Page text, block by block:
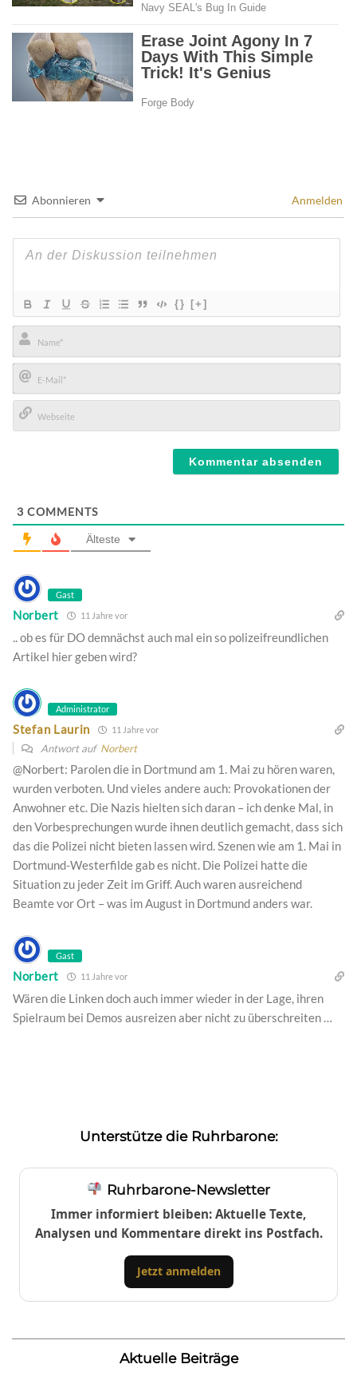
Abonnieren Anmelden
{} [+]
Name*
E-
Mail*
3 COMMENTS
Älteste
Gast
Norbert 11 Jahre vor
.. ob es für DO demnächst auch mal ein so polizeifreundlichen
Artikel hier geben wird?
Administrator
Stefan Laurin 11 Jahre vor
Antwort auf Norbert
@Norbert: Parolen die in Dortmund am 1. Mai zu hören waren,
wurden verboten. Und vieles andere auch: Provokationen der
Anwohner etc. Die Nazis hielten sich daran – ich denke Mal, in
den Vorbesprechungen wurde ihnen deutlich gemacht, dass sich
das die Polizei nicht bieten lassen wird. Szenen wie am 1. Mai in
Dortmund-Westerfilde gab es nicht. Die Polizei hatte die
Situation zu jeder Zeit im Griff. Auch waren ausreichend
Beamte vor Ort – was im August in Dortmund anders war.
Gast
Norbert 11 Jahre vor
Wären die Linken doch auch immer wieder in der Lage, ihren
Spielraum bei Demos ausreizen aber nicht zu überschreiten …
Unterstütze die Ruhrbarone:
Ruhrbarone-Newsletter
Immer informiert bleiben: Aktuelle Texte,
Analysen und Kommentare direkt ins Postfach.
Jetzt anmelden
Aktuelle Beiträge